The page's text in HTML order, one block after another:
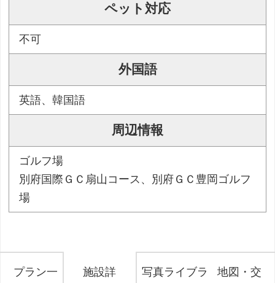
ペット対応
不可
外国語
英語、韓国語
周辺情報
ゴルフ場
別府国際ＧＣ扇山コース、別府ＧＣ豊岡ゴルフ
場
プラン一
施設詳
写真ライブラ
地図・交